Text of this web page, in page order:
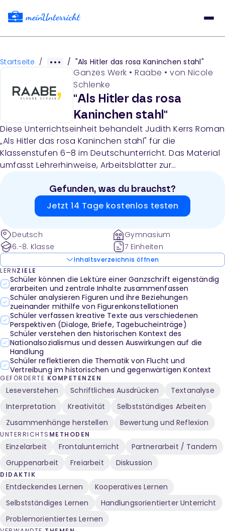
Startseite / / "Als Hitler das rosa Kaninchen stahl"
Ganzes Werk • Raabe • von Nicole
Schlenke
"Als Hitler das rosa
Kaninchen stahl"
Diese Unterrichtseinheit behandelt Judith Kerrs Roman
„Als Hitler das rosa Kaninchen stahl" für die
Klassenstufen 6–8 im Deutschunterricht. Das Material
umfasst Lehrerhinweise, Arbeitsblätter zur
Aufgaben zur Gedichtanalyse, Figurenkonstellationen,
kreative Schreibaufgaben sowie eine Lernzielkontrolle
zur Vertiefung des Verständnisses für die Themen
Gefunden, was du brauchst?
Jetzt 14 Tage kostenlos testen
Deutsch
6.-8. Klasse
Gymnasium
7 Einheiten
Inhaltsverzeichnis öffnen
LERNZIELE
Schüler können die Lektüre einer Ganzschrift eigenständig
erarbeiten und zentrale Inhalte zusammenfassen
Schüler analysieren Figuren und ihre Beziehungen
zueinander mithilfe von Figurenkonstellationen
Schüler verfassen kreative Texte aus verschiedenen
Perspektiven (Dialoge, Briefe, Tagebucheinträge)
Schüler verstehen den historischen Kontext des
Nationalsozialismus und dessen Auswirkungen auf die
Handlung
Schüler reflektieren die Thematik von Flucht und
Vertreibung im historischen und gegenwärtigen Kontext
GEFÖRDERTE KOMPETENZEN
Leseverstehen Schriftliches Ausdrücken
Textanalyse
Interpretation
Kreativität
Selbstständiges Arbeiten
Zusammenhänge herstellen
Bewertung und Reflexion
UNTERRICHTS METHODEN
Einzelarbeit Frontalunterricht
Partnerarbeit / Tandem
Gruppenarbeit
Freiarbeit Diskussion
DIDAKTIK
Entdeckendes Lernen
Kooperatives Lernen
Selbstständiges Lernen
Handlungsorientierter Unterricht
Problemorientiertes Lernen